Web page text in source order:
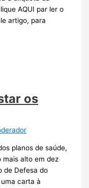
AQUI par ler o
artigo, para
os
planos de saúde,
mais alto em dez
de Defesa do
carta à